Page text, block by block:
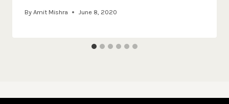
By Amit Mishra June 8, 2020